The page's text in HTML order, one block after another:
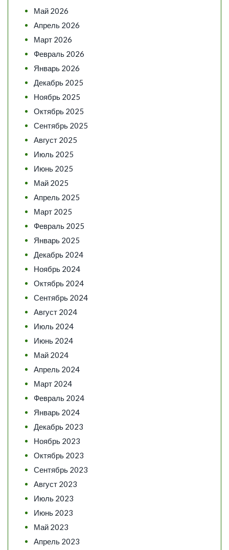
Май 2026
Апрель 2026
Март 2026
Февраль 2026
Январь 2026
Декабрь 2025
Ноябрь 2025
Октябрь 2025
Сентябрь 2025
Август 2025
Июль 2025
Июнь 2025
Май 2025
Апрель 2025
Март 2025
Февраль 2025
Январь 2025
Декабрь 2024
Ноябрь 2024
Октябрь 2024
Сентябрь 2024
Август 2024
Июль 2024
Июнь 2024
Май 2024
Апрель 2024
Март 2024
Февраль 2024
Январь 2024
Декабрь 2023
Ноябрь 2023
Октябрь 2023
Сентябрь 2023
Август 2023
Июль 2023
Июнь 2023
Май 2023
Апрель 2023